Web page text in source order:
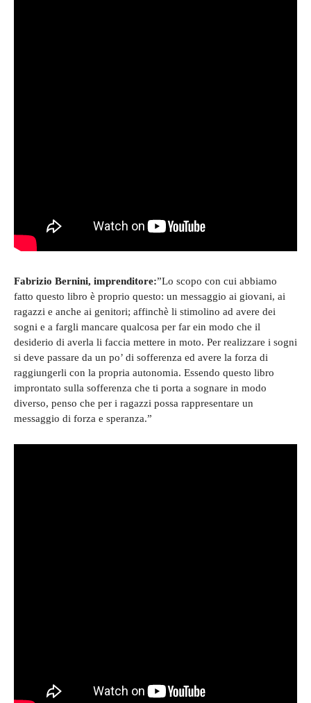
Fabrizio Bernini, imprenditore:”Lo scopo con cui abbiamo
fatto questo libro è proprio questo: un messaggio ai giovani, ai
ragazzi e anche ai genitori; affinchè li stimolino ad avere dei
sogni e a fargli mancare qualcosa per far ein modo che il
desiderio di averla li faccia mettere in moto. Per realizzare i sogni
si deve passare da un po’ di sofferenza ed avere la forza di
raggiungerli con la propria autonomia. Essendo questo libro
improntato sulla sofferenza che ti porta a sognare in modo
diverso, penso che per i ragazzi possa rappresentare un
messaggio di forza e speranza.”